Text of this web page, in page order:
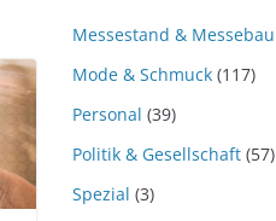
Messestand & Messebau
Mode & Schmuck (117)
Personal (39)
Politik & Gesellschaft (57)
Spezial (3)